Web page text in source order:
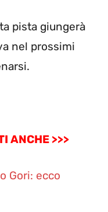
pista giungerà
nel prossimi
ANCHE >>>
Gori: ecco